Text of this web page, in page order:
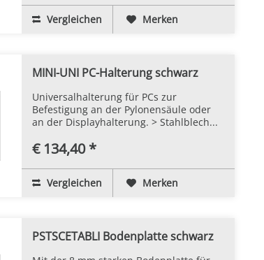
Vergleichen Merken
MINI-UNI PC-Halterung schwarz
Universalhalterung für PCs zur
Befestigung an der Pylonensäule oder
an der Displayhalterung. > Stahlblech...
€ 134,40 *
Vergleichen Merken
PSTSCETABLI Bodenplatte schwarz